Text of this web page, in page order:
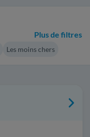
Plus de filtres
Les moins chers